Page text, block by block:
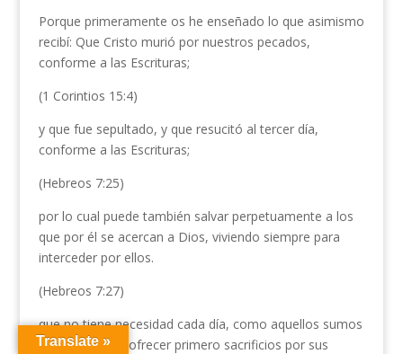
Porque primeramente os he enseñado lo que asimismo
recibí: Que Cristo murió por nuestros pecados,
conforme a las Escrituras;
(1 Corintios 15:4)
y que fue sepultado, y que resucitó al tercer día,
conforme a las Escrituras;
(Hebreos 7:25)
por lo cual puede también salvar perpetuamente a los
que por él se acercan a Dios, viviendo siempre para
interceder por ellos.
(Hebreos 7:27)
que no tiene necesidad cada día, como aquellos sumos
sacerdotes, de ofrecer primero sacrificios por sus
Translate »